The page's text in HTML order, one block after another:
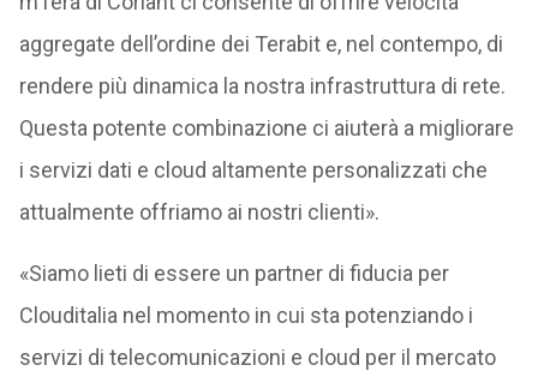
aggregate dell’ordine dei Terabit e, nel contempo, di
rendere più dinamica la nostra infrastruttura di rete.
Questa potente combinazione ci aiuterà a migliorare
i servizi dati e cloud altamente personalizzati che
attualmente offriamo ai nostri clienti».
«Siamo lieti di essere un partner di fiducia per
Clouditalia nel momento in cui sta potenziando i
servizi di telecomunicazioni e cloud per il mercato